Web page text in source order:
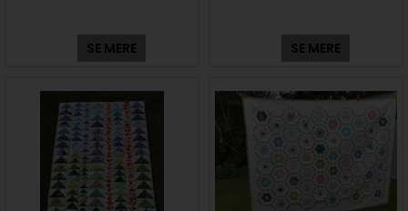
SE MERE SE MERE